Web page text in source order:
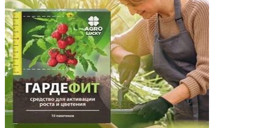
Орловская область
Пензенская область
Пермский край
Приморский край
Псковская область